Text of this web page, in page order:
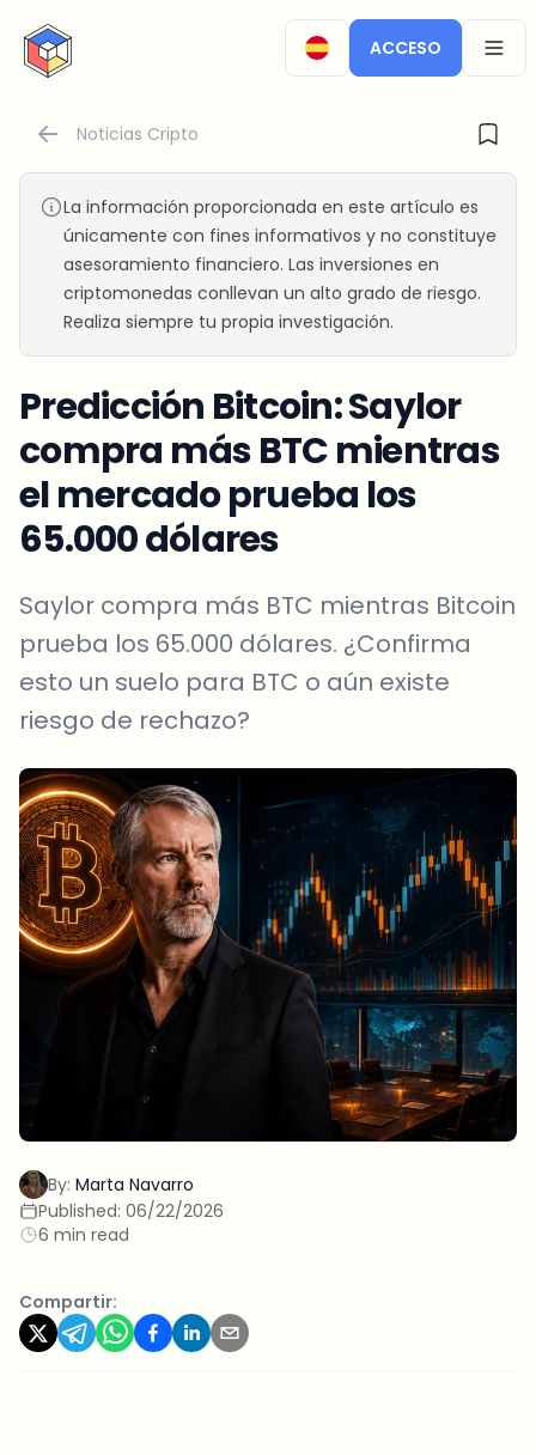
CryptoTicker
ACCESO
Noticias Cripto
La información proporcionada en este artículo es
únicamente con fines informativos y no constituye
asesoramiento financiero. Las inversiones en
criptomonedas conllevan un alto grado de riesgo.
Realiza siempre tu propia investigación.
Predicción Bitcoin: Saylor
compra más BTC mientras
el mercado prueba los
65.000 dólares
Saylor compra más BTC mientras Bitcoin
prueba los 65.000 dólares. ¿Confirma
esto un suelo para BTC o aún existe
riesgo de rechazo?
By: Marta Navarro
Published: 06/22/2026
6 min read
Compartir: